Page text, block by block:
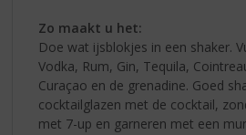
Zo maakt u het:
Doe wat ijsblokjes in een shaker.
Vodka, Rum, Gin, Tequila,
Curaçao en de grenadine. Goed
cocktailglazen met de cocktail,
met 7-up en garneren met een